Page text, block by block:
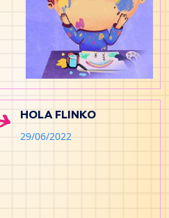
HOLA FLINKO
29/06/2022